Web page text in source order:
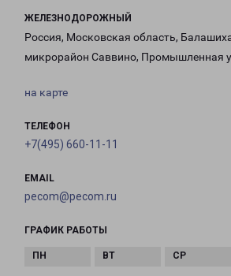
ЖЕЛЕЗНОДОРОЖНЫЙ
Россия, Московская область,
микрорайон Саввино, Промышленная
на карте
ТЕЛЕФОН
+7(495) 660-11-11
EMAIL
pecom@pecom.ru
ГРАФИК РАБОТЫ